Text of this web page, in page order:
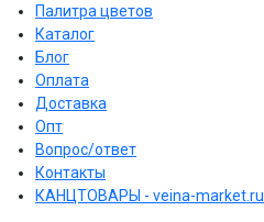
Палитра цветов
Каталог
Блог
Оплата
Доставка
Опт
Вопрос/ответ
Контакты
КАНЦТОВАРЫ - veina-market.ru